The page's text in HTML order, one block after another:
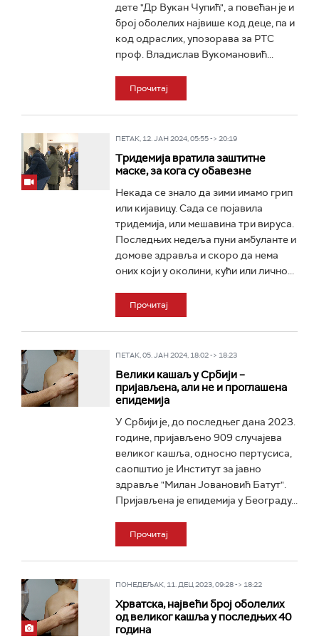
дете "Др Вукан Чупић", а повећан је и
број оболелих највише код деце, па и
код одраслих, упозорава за РТС
проф. Владислав Вукомановић...
Прочитај
ПЕТАК, 12. ЈАН 2024, 05:55 -> 20:19
Тридемија вратила заштитне
маске, за кога су обавезне
Некада се знало да зими имамо грип
или кијавицу. Сада се појавила
тридемија, или мешавина три вируса.
Последњих недеља пуни амбуланте и
домове здравља и скоро да нема
оних који у околини, кући или лично...
Прочитај
ПЕТАК, 05. ЈАН 2024, 18:02 -> 18:23
Велики кашаљ у Србији –
пријављена, али не и проглашена
епидемија
У Србији је, до последњег дана 2023.
године, пријављено 909 случајева
великог кашља, односно пертусиса,
саопштио је Институт за јавно
здравље "Милан Јовановић Батут".
Пријављена је епидемија у Београду...
Прочитај
ПОНЕДЕЉАК, 11. ДЕЦ 2023, 09:28 -> 18:22
Хрватска, највећи број оболелих
од великог кашља у последњих 40
година